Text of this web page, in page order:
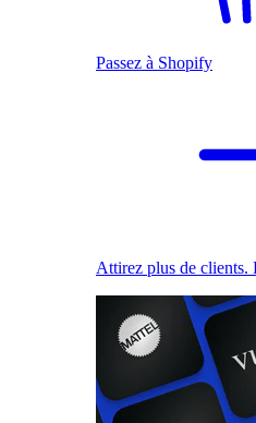
Passez à Shopify
Attirez plus de clients.